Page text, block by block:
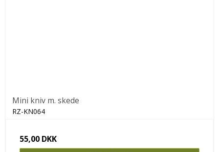
Mini kniv m. skede
RZ-KN064
55,00 DKK